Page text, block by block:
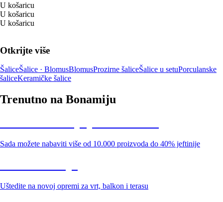
U košaricu
U košaricu
U košaricu
Otkrijte više
ŠaliceŠalice · BlomusBlomusProzirne šaliceŠalice u setuPorculanske
šaliceKeramičke šalice
Trenutno na Bonamiju
Sada možete nabaviti više od 10.000 proizvoda do 40% jeftinije
Uštedite na novoj opremi za vrt, balkon i terasu